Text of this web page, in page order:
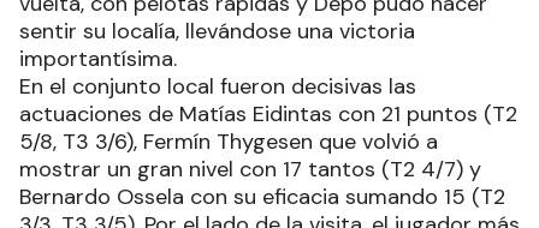
sentir su localía, llevándose una victoria
importantísima.
En el conjunto local fueron decisivas las
actuaciones de Matías Eidintas con 21 puntos (T2
5/8, T3 3/6), Fermín Thygesen que volvió a
mostrar un gran nivel con 17 tantos (T2 4/7) y
Bernardo Ossela con su eficacia sumando 15 (T2